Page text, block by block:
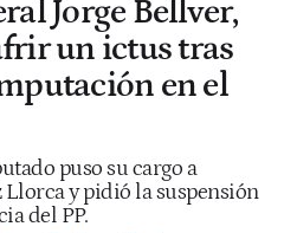
Jorge Bellver,
un ictus tras
en el
puso su cargo a
y pidió la suspensión
del PP.